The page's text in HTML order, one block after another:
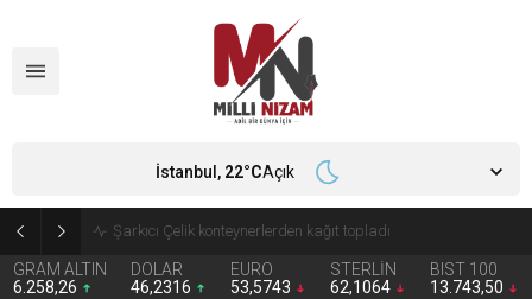
İran 2 ülkeyi birden vurdu
GRAM ALTIN
6.258,26
DOLAR
46,2316
EURO
53,5743
STERLİN
62,1064
BIST 100
13.743,50
İstanbul, 22°CAçık